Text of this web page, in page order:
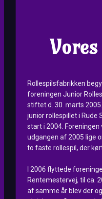
Rollespilsfabrikken
foreningen Junior
stiftet d. 30. marts
junior rollespillet i Rude
start i 2004.
udgangen af 2005 lige
to faste rollespil, der
I 2006 flyttede
Rentemestervej, til ca.
af samme år blev der